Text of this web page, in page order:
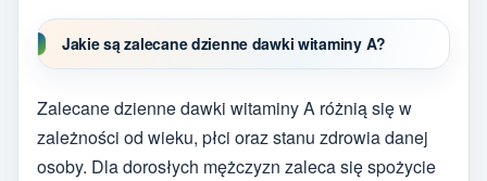
Jakie są zalecane dzienne dawki witaminy A?
Zalecane dzienne dawki witaminy A różnią się w
zależności od wieku, płci oraz stanu zdrowia danej
osoby. Dla dorosłych mężczyzn zaleca się spożycie